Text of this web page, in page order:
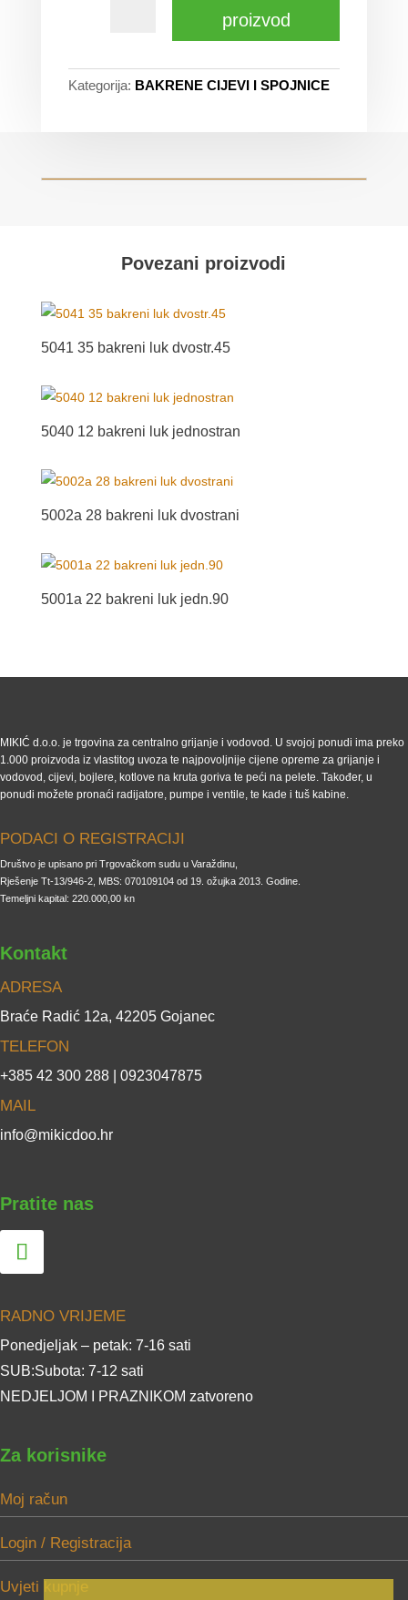
proizvod
Kategorija: BAKRENE CIJEVI I SPOJNICE
Povezani proizvodi
5041 35 bakreni luk dvostr.45
5040 12 bakreni luk jednostran
5002a 28 bakreni luk dvostrani
5001a 22 bakreni luk jedn.90
MIKIĆ d.o.o. je trgovina za centralno grijanje i vodovod. U svojoj ponudi ima preko
1.000 proizvoda iz vlastitog uvoza te najpovoljnije cijene opreme za grijanje i
vodovod, cijevi, bojlere, kotlove na kruta goriva te peći na pelete. Također, u
ponudi možete pronaći radijatore, pumpe i ventile, te kade i tuš kabine.
PODACI O REGISTRACIJI
Društvo je upisano pri Trgovačkom sudu u Varaždinu,
Rješenje Tt-13/946-2, MBS: 070109104 od 19. ožujka 2013. Godine.
Temeljni kapital: 220.000,00 kn
Kontakt
ADRESA
Braće Radić 12a, 42205 Gojanec
TELEFON
+385 42 300 288 | 0923047875
MAIL
info@mikicdoo.hr
Pratite nas
RADNO VRIJEME
Ponedjeljak – petak: 7-16 sati
SUB:Subota: 7-12 sati
NEDJELJOM I PRAZNIKOM zatvoreno
Za korisnike
Moj račun
Login / Registracija
Uvjeti kupnje